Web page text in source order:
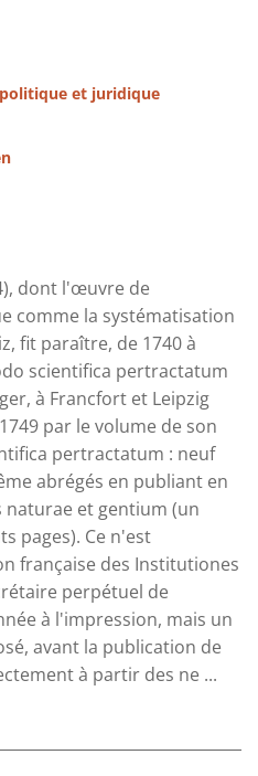
et juridique
dont l'œuvre de
comme la systématisation
fit paraître, de 1740 à
scientifica pertractatum
à Francfort et Leipzig
par le volume de son
pertractatum : neuf
abrégés en publiant en
naturae et gentium (un
pages). Ce n'est
française des Institutiones
perpétuel de
à l'impression, mais un
avant la publication de
à partir des ne ...